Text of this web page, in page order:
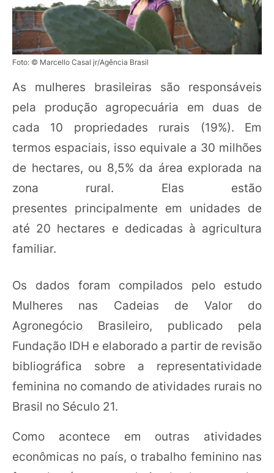
Foto: © Marcello Casal jr/Agência Brasil
As mulheres brasileiras são responsáveis
pela produção agropecuária em duas de
cada 10 propriedades rurais (19%). Em
termos espaciais, isso equivale a 30 milhões
de hectares, ou 8,5% da área explorada na
zona rural. Elas estão
presentes principalmente em unidades de
até 20 hectares e dedicadas à agricultura
familiar.
Os dados foram compilados pelo estudo
Mulheres nas Cadeias de Valor do
Agronegócio Brasileiro, publicado pela
Fundação IDH e elaborado a partir de revisão
bibliográfica sobre a representatividade
feminina no comando de atividades rurais no
Brasil no Século 21.
Como acontece em outras atividades
econômicas no país, o trabalho feminino nas